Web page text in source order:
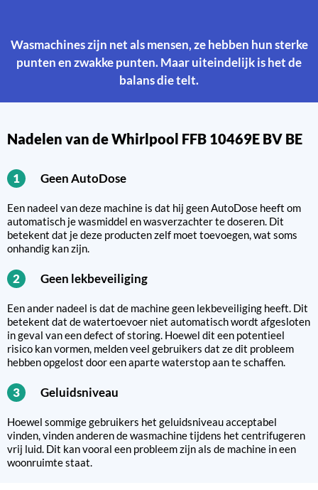
Wasmachines zijn net als mensen, ze hebben hun sterke
punten en zwakke punten. Maar uiteindelijk is het de
balans die telt.
Nadelen van de Whirlpool FFB 10469E BV BE
1 Geen AutoDose
Een nadeel van deze machine is dat hij geen AutoDose heeft om
automatisch je wasmiddel en wasverzachter te doseren. Dit
betekent dat je deze producten zelf moet toevoegen, wat soms
onhandig kan zijn.
2 Geen lekbeveiliging
Een ander nadeel is dat de machine geen lekbeveiliging heeft. Dit
betekent dat de watertoevoer niet automatisch wordt afgesloten
in geval van een defect of storing. Hoewel dit een potentieel
risico kan vormen, melden veel gebruikers dat ze dit probleem
hebben opgelost door een aparte waterstop aan te schaffen.
3 Geluidsniveau
Hoewel sommige gebruikers het geluidsniveau acceptabel
vinden, vinden anderen de wasmachine tijdens het centrifugeren
vrij luid. Dit kan vooral een probleem zijn als de machine in een
woonruimte staat.